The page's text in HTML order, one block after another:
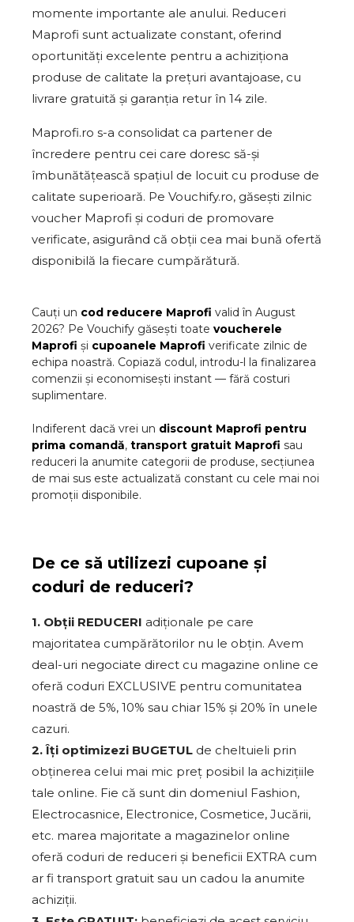
momente importante ale anului. Reduceri
Maprofi sunt actualizate constant, oferind
oportunități excelente pentru a achiziționa
produse de calitate la prețuri avantajoase, cu
livrare gratuită și garanția retur în 14 zile.
Maprofi.ro s-a consolidat ca partener de
încredere pentru cei care doresc să-și
îmbunătățească spațiul de locuit cu produse de
calitate superioară. Pe Vouchify.ro, găsești zilnic
voucher Maprofi și coduri de promovare
verificate, asigurând că obții cea mai bună ofertă
disponibilă la fiecare cumpărătură.
Cauți un cod reducere Maprofi valid în August
2026? Pe Vouchify găsești toate voucherele
Maprofi și cupoanele Maprofi verificate zilnic de
echipa noastră. Copiază codul, introdu-l la finalizarea
comenzii și economisești instant — fără costuri
suplimentare.
Indiferent dacă vrei un discount Maprofi pentru
prima comandă, transport gratuit Maprofi sau
reduceri la anumite categorii de produse, secțiunea
de mai sus este actualizată constant cu cele mai noi
promoții disponibile.
De ce să utilizezi cupoane și
coduri de reduceri?
1. Obții REDUCERI adiționale pe care
majoritatea cumpărătorilor nu le obțin. Avem
deal-uri negociate direct cu magazine online ce
oferă coduri EXCLUSIVE pentru comunitatea
noastră de 5%, 10% sau chiar 15% și 20% în unele
cazuri.
2. Îți optimizezi BUGETUL de cheltuieli prin
obținerea celui mai mic preț posibil la achizițiile
tale online. Fie că sunt din domeniul Fashion,
Electrocasnice, Electronice, Cosmetice, Jucării,
etc. marea majoritate a magazinelor online
oferă coduri de reduceri și beneficii EXTRA cum
ar fi transport gratuit sau un cadou la anumite
achiziții.